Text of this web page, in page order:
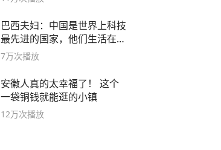
巴西夫妇：中国是世界上科技
最先进的国家，他们生活在
2999年
7万次播放
安徽人真的太幸福了！ 这个
一袋铜钱就能逛的小镇
12万次播放